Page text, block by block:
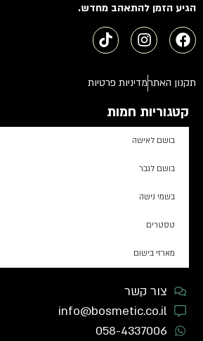
הגיע הזמן להתאהב מחדש.
תקנון האתרמדיניות פרטיות
קטגוריות חמות
בושם לאישה
בושם לגבר
בשמי נישה
טסטרים
מארזי בישום
צור קשר
info@bosmetic.co.il
058-4337006